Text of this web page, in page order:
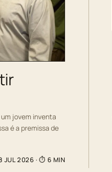
jovem inventa
é a premissa de
JUL 2026 · ⏱ 6 MIN